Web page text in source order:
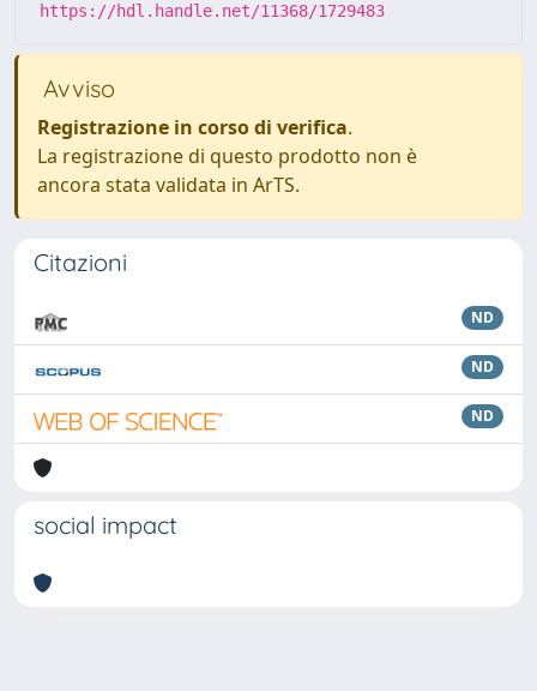
https://hdl.handle.net/11368/1729483
Avviso
Registrazione in corso di verifica.
La registrazione di questo prodotto non è
ancora stata validata in ArTS.
Citazioni
ND
ND
ND
social impact